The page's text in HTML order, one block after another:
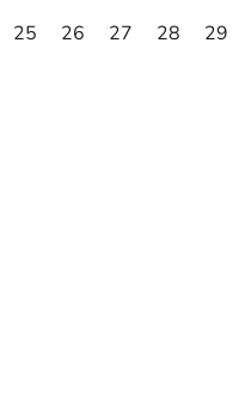
25 26 27 28 29